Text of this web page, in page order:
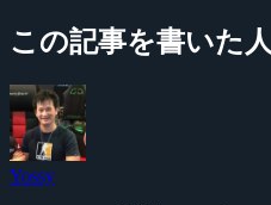
この記事を書いた人
Yossy